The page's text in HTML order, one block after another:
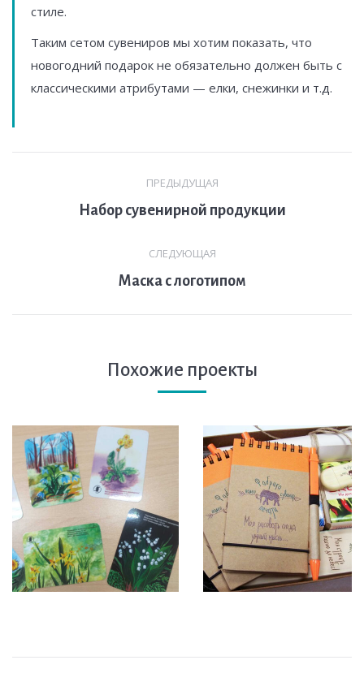
стиле.
Таким сетом сувениров мы хотим показать, что
новогодний подарок не обязательно должен быть с
классическими атрибутами — елки, снежинки и т.д.
ПРЕДЫДУЩАЯ
Предыдущая
Набор сувенирной продукции
СЛЕДУЮЩАЯ
След.
Маска с логотипом
Похожие проекты